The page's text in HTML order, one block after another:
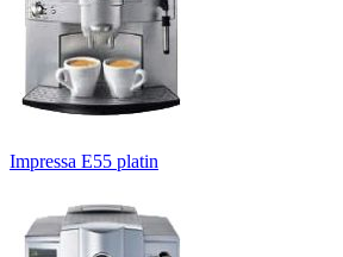
Impressa E55 platin